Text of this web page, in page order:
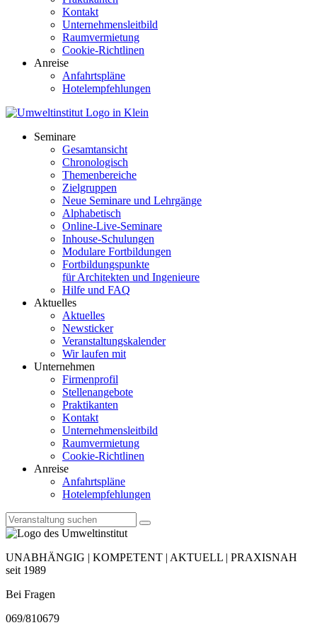
Kontakt
Unternehmensleitbild
Raumvermietung
Cookie-Richtlinen
Anreise
Anfahrtspläne
Hotelempfehlungen
Seminare
Gesamtansicht
Chronologisch
Themenbereiche
Zielgruppen
Neue Seminare und Lehrgänge
Alphabetisch
Online-Live-Seminare
Inhouse-Schulungen
Modulare Fortbildungen
Fortbildungspunkte
für Architekten und Ingenieure
Hilfe und FAQ
Aktuelles
Aktuelles
Newsticker
Veranstaltungskalender
Wir laufen mit
Unternehmen
Firmenprofil
Stellenangebote
Praktikanten
Kontakt
Unternehmensleitbild
Raumvermietung
Cookie-Richtlinen
Anreise
Anfahrtspläne
Hotelempfehlungen
UNABHÄNGIG | KOMPETENT | AKTUELL | PRAXISNAH
seit 1989
Bei Fragen
069/810679